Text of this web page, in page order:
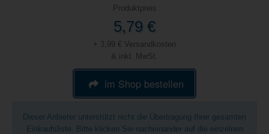
Produktpreis
5,79 €
+ 3,99 € Versandkosten
& inkl. MwSt.
im Shop bestellen
Dieser Anbieter unterstützt nicht die Übertragung Ihrer gesamten
Einkaufsliste. Bitte klicken Sie nacheinander auf die einzelnen